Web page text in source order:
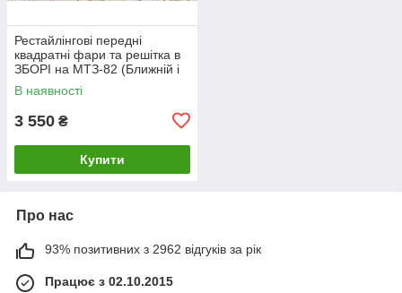
Рестайлінгові передні
квадратні фари та решітка в
ЗБОРІ на МТЗ-82 (Ближній і
Дальній+ДХО)
В наявності
3 550 ₴
Купити
Про нас
93% позитивних з 2962 відгуків за рік
Працює з 02.10.2015